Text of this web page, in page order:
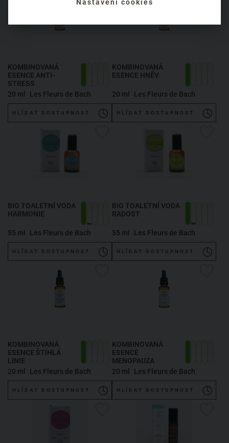
KOMBINOVANÁ
ESENCE ANTI-
STRESS
20 ml
Les Fleurs de Bach
HLÍDAT DOSTUPNOST
KOMBINOVANÁ
ESENCE HNĚV
20 ml Les Fleurs de Bach
HLÍDAT DOSTUPNOST
BIO TOALETNÍ VODA
HARMONIE
55 ml Les Fleurs de Bach
HLÍDAT DOSTUPNOST
BIO TOALETNÍ VODA
RADOST
55 ml Les Fleurs de Bach
HLÍDAT DOSTUPNOST
KOMBINOVANÁ
ESENCE ŠTÍHLÁ
LINIE
20 ml
Les Fleurs de Bach
HLÍDAT DOSTUPNOST
KOMBINOVANÁ
ESENCE
MENOPAUZA
20 ml
Les Fleurs de Bach
HLÍDAT DOSTUPNOST
Nastavení cookies